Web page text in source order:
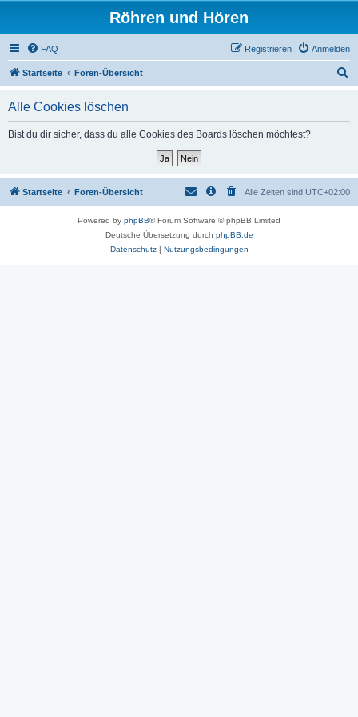
Röhren und Hören
FAQ Anmelden
Registrieren
Startseite Foren-Übersicht
Alle Cookies löschen
Bist du dir sicher, dass du alle Cookies des Boards löschen möchtest?
Startseite Foren-Übersicht Alle Zeiten sind UTC+02:00
Powered by phpBB® Forum Software © phpBB Limited
Deutsche Übersetzung durch phpBB.de
Datenschutz| Nutzungsbedingungen